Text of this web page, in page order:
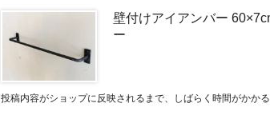
壁付けアイアンバー
ー
投稿内容がショップに反映されるまで、しばらく時間がかかる